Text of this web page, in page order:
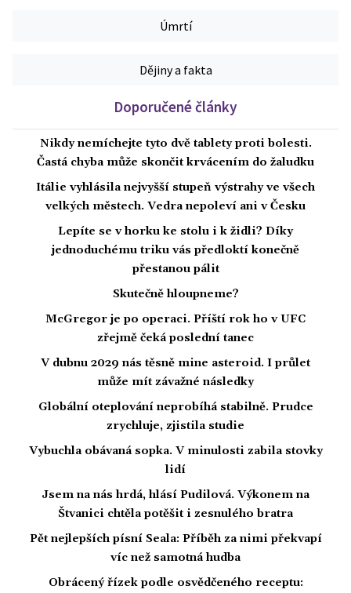
Úmrtí
Dějiny a fakta
Doporučené články
Nikdy nemíchejte tyto dvě tablety proti bolesti.
Častá chyba může skončit krvácením do žaludku
Itálie vyhlásila nejvyšší stupeň výstrahy ve všech
velkých městech. Vedra nepoleví ani v Česku
Lepíte se v horku ke stolu i k židli? Díky
jednoduchému triku vás předloktí konečně
přestanou pálit
Skutečně hloupneme?
McGregor je po operaci. Příští rok ho v UFC
zřejmě čeká poslední tanec
V dubnu 2029 nás těsně mine asteroid. I průlet
může mít závažné následky
Globální oteplování neprobíhá stabilně. Prudce
zrychluje, zjistila studie
Vybuchla obávaná sopka. V minulosti zabila stovky
lidí
Jsem na nás hrdá, hlásí Pudilová. Výkonem na
Štvanici chtěla potěšit i zesnulého bratra
Pět nejlepších písní Seala: Příběh za nimi překvapí
víc než samotná hudba
Obrácený řízek podle osvědčeného receptu: